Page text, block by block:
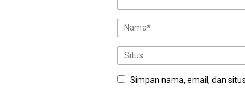
Simpan nama, email, dan